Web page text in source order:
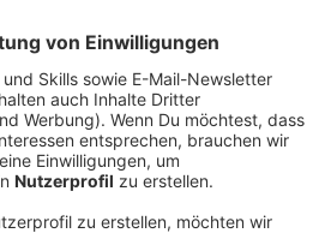
so ihr Wissen testen können.
kaum durch ein
Nein, das eigentlich
immer wieder neue
Es sind die
der Sendung ausmachen -
Fähigkeit, sie vor laufender